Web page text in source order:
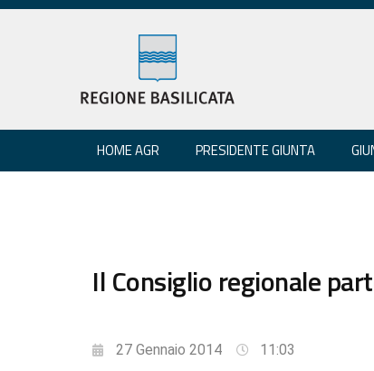
HOME AGR PRESIDENTE GIUNTA
Il Consiglio regionale
27 Gennaio 2014 11:03